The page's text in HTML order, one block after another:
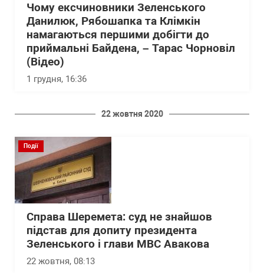
Чому ексчиновники Зеленського
Данилюк, Рябошапка та Клімкін
намагаються першими добігти до
приймальні Байдена, – Тарас Чорновіл
(Відео)
1 грудня, 16:36
22 жовтня 2020
Події
Справа Шеремета: суд не знайшов
підстав для допиту президента
Зеленського і глави МВС Авакова
22 жовтня, 08:13